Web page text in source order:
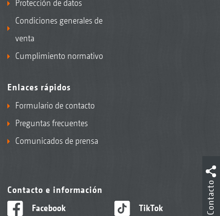
Protección de datos
Condiciones generales de
venta
Cumplimiento normativo
Enlaces rápidos
Formulario de contacto
Preguntas frecuentes
Comunicados de prensa
Contacto e información
Facebook
TikTok Contacto